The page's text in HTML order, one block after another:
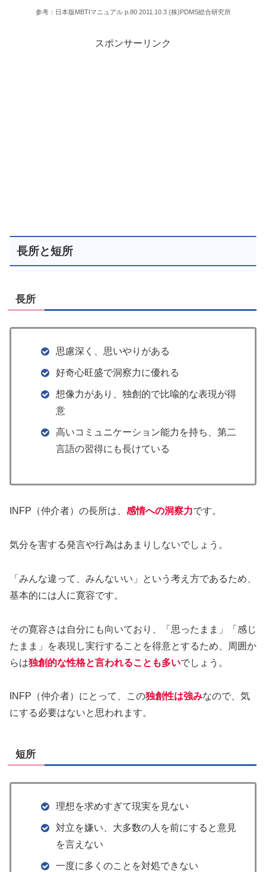
参考：日本版MBTIマニュアル p.80 2011.10.3 (株)PDMS総合研究所
スポンサーリンク
長所と短所
長所
思慮深く、思いやりがある​
好奇心旺盛で洞察力に優れる​
想像力があり、独創的で比喩的な​表現が得
意​
高いコミュニケーション能力を持ち、​第二
言語の習得にも長けている
INFP（仲介者）の長所は、 感情への洞察力です。
気分を害する発言や行為はあまりしないでしょう。
「みんな違って、みんないい」という考え方であるため、
基本的には人に寛容です。
その寛容さは自分にも向いており、「思ったまま」「感じ
たまま」を表現し実行することを得意とするため、周囲か
らは独創的な性格と言われることも多いでしょう。
INFP（仲介者）にとって、この独創性は強みなので、気
にする必要はないと思われます。
短所
理想を求めすぎて現実を見ない​
対立を嫌い、大多数の人を前にすると​意見
を言えない​
一度に多くのことを対処できない​